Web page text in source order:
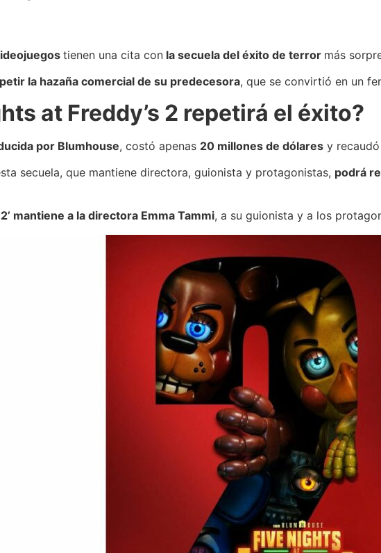
tienen una cita con la secuela del éxito de terror más
la hazaña comercial de su predecesora, que se convirtió en un
at Freddy’s 2 repetirá el éxito?
por Blumhouse, costó apenas 20 millones de dólares y
secuela, que mantiene directora, guionista y protagonistas, podrá
mantiene a la directora Emma Tammi, a su guionista y a los